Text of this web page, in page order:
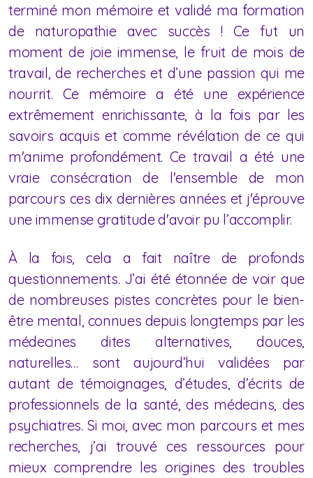
terminé mon mémoire et validé ma formation
de naturopathie avec succès ! Ce fut un
moment de joie immense, le fruit de mois de
travail, de recherches et d’une passion qui me
nourrit. Ce mémoire a été une expérience
extrêmement enrichissante, à la fois par les
savoirs acquis et comme révélation de ce qui
m'anime profondément. Ce travail a été une
vraie consécration de l'ensemble de mon
parcours ces dix dernières années et j'éprouve
une immense gratitude d'avoir pu l’accomplir.
À la fois, cela a fait naître de profonds
questionnements. J’ai été étonnée de voir que
de nombreuses pistes concrètes pour le bien-
être mental, connues depuis longtemps par les
médecines dites alternatives, douces,
naturelles… sont aujourd’hui validées par
autant de témoignages, d’études, d’écrits de
professionnels de la santé, des médecins, des
psychiatres. Si moi, avec mon parcours et mes
recherches, j’ai trouvé ces ressources pour
mieux comprendre les origines des troubles